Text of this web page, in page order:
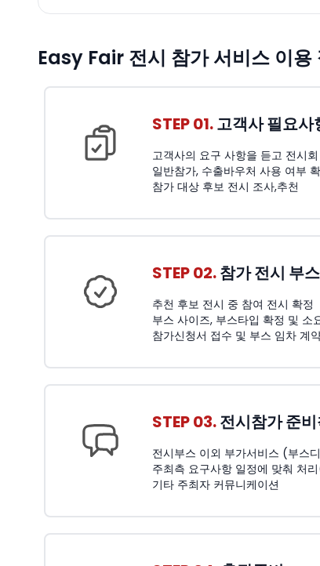
Easy Fair 전시 참가 서비스 이용
STEP 01.고객사 필요사
고객사의 요구 사항을 듣고 전시
일반참가, 수출바우처 사용 여부
참가 대상 후보 전시 조사,추천
STEP 02.참가 전시 부
추천 후보 전시 중 참여 전시 확정
부스 사이즈, 부스타입 확정 및 소
참가신청서 접수 및 부스 임차 계
STEP 03.전시참가 준
전시부스 이외 부가서비스 (부스
주최측 요구사항 일정에 맞춰 처
기타 주최자 커뮤니케이션